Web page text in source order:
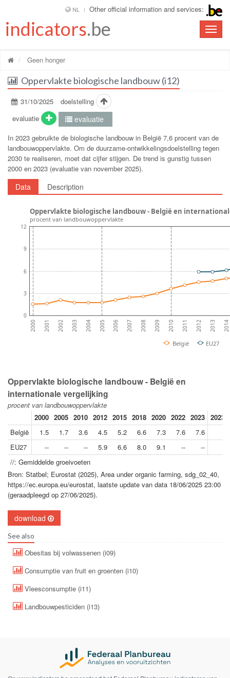
NL Other official information and services:
Toggle
indicators.be
Geen honger
Oppervlakte biologische landbouw (i12)
31/10/2025
doelstelling
evaluatie
evaluatie
In 2023 gebruikte de biologische landbouw in België 7,6 procent van de
landbouwoppervlakte. Om de duurzame-ontwikkelingsdoelstelling tegen
2030 te realiseren, moet dat cijfer stijgen. De trend is gunstig tussen
2000 en 2023 (evaluatie van november 2025).
Data Description
2000 2001 2002 2003 2004 2005 2006 2007 2008 2009 2010 2011 2012 2013 2014
0
3
6
9
12
België EU27
Oppervlakte biologische landbouw - België en
procent van landbouwoppervlakte
Oppervlakte biologische landbouw - België en
internationale vergelijking
procent van landbouwoppervlakte
2000 2005 2010 2012 2015 2018 2020 2022 2023
België
1.5 1.7 3.6 4.5 5.2 6.6 7.3 7.6
7.6
EU27
-- -- -- 5.9 6.6 8.0 9.1 --
--
//: Gemiddelde groeivoeten
Bron: Statbel; Eurostat (2025), Area under organic farming, sdg_02_40,
https://ec.europa.eu/eurostat, laatste update van data 18/06/2025 23:00
(geraadpleegd op 27/06/2025).
download
See also
Obesitas bij volwassenen (i09)
Consumptie van fruit en groenten (i10)
Vleesconsumptie (i11)
Landbouwpesticiden (i13)